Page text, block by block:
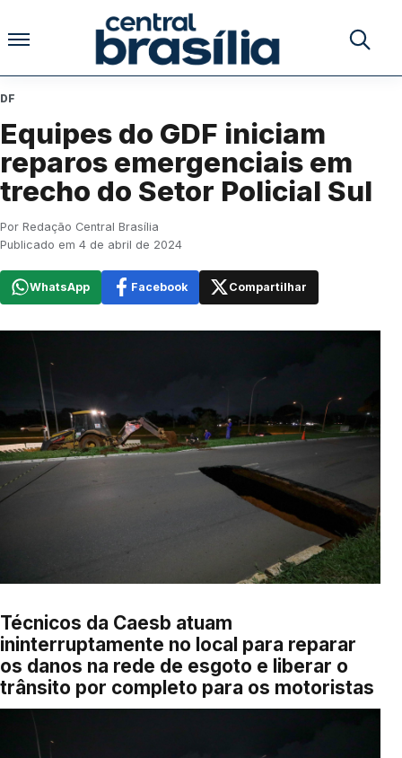
Pular para o conteúdo
Buscar
DF
Equipes do GDF iniciam
reparos emergenciais em
trecho do Setor Policial Sul
Por Redação Central Brasília
Publicado em 4 de abril de 2024
WhatsApp Facebook Compartilhar
Técnicos da Caesb atuam
ininterruptamente no local para reparar
os danos na rede de esgoto e liberar o
trânsito por completo para os motoristas